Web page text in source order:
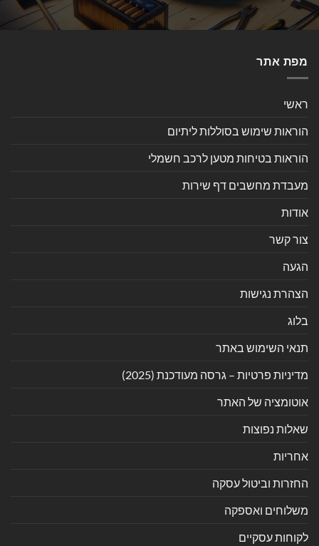
מפת אתר
ראשי
הוראות שימוש בסוללות ליתיום
הוראות בטיחות מטען לרכב חשמלי
מעבדת מחשבים דף שירות
אודות
צור קשר
הגעה
הצהרת נגישות
בלוג
תנאי השימוש באתר
מדיניות פרטיות – גרסה מעודכנת (2025)
אוטומציה של האתר
שאלות נפוצות
אחריות
החזרות וביטול עסקה
משלוחים ואספקה
לקוחות עסקיים